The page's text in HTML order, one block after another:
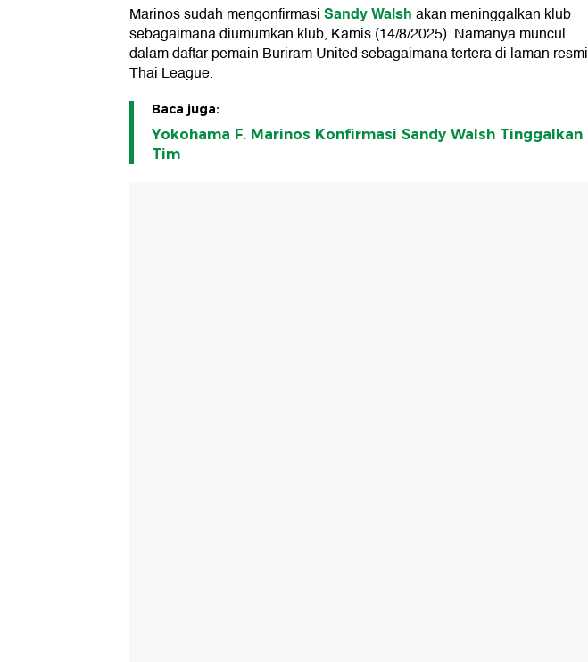
Marinos sudah mengonfirmasiSandy Walshakan meninggalkan klub
sebagaimana diumumkan klub, Kamis (14/8/2025). Namanya muncul
dalam daftar pemain Buriram United sebagaimana tertera di laman resmi
Thai League.
Baca juga:
Yokohama F. Marinos Konfirmasi Sandy Walsh Tinggalkan
Tim